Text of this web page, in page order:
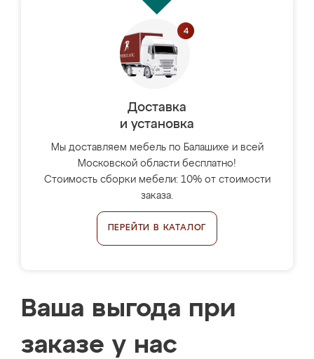
Доставка
и установка
Мы доставляем мебель по Балашихе и всей
Московской области бесплатно!
Стоимость сборки мебели: 10% от стоимости
заказа.
ПЕРЕЙТИ В КАТАЛОГ
Ваша выгода при
заказе у нас